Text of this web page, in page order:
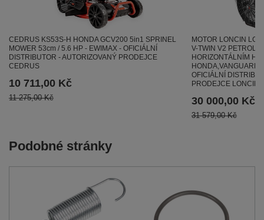
CEDRUS KS53S-H HONDA GCV200 5in1 SPRINEL
MOWER 53cm / 5.6 HP - EWIMAX - OFICIÁLNÍ
DISTRIBUTOR - AUTORIZOVANÝ PRODEJCE
CEDRUS
10 711,00 Kč
11 275,00 Kč
MOTOR LONCIN
V-TWIN V2
HORIZONTÁLNÍM
HONDA,VANGUARD
OFICIÁLNÍ
PRODEJCE LONCIN
30 000,00 Kč
31 579,00 Kč
Podobné stránky